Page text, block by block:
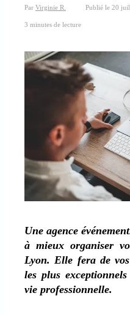
Par Virginie R. Publié le 20
3 minutes de lecture
Une agence
à mieux organiser
Lyon. Elle fera de
les plus
vie professionnelle.